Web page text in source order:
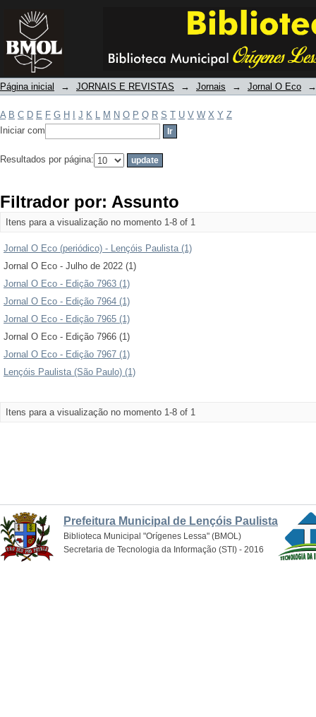
Filtrador por: Assunto
Página inicial → JORNAIS E REVISTAS → Jornais → Jornal O Eco →
A B C D E F G H J K L M N O P Q R S T U V W X Y Z
Iniciar com
Resultados por página:
Filtrador por: Assunto
Itens para a visualização no momento 1-8 of 1
Jornal O Eco (periódico) - Lençóis Paulista (1)
Jornal O Eco - Julho de 2022 (1)
Jornal O Eco - Edição 7963 (1)
Jornal O Eco - Edição 7964 (1)
Jornal O Eco - Edição 7965 (1)
Jornal O Eco - Edição 7966 (1)
Jornal O Eco - Edição 7967 (1)
Lençóis Paulista (São Paulo) (1)
Itens para a visualização no momento 1-8 of 1
Prefeitura Municipal de Lençóis Paulista
Biblioteca Municipal "Orígenes Lessa" (BMOL)
Secretaria de Tecnologia da Informação (STI) - 2016